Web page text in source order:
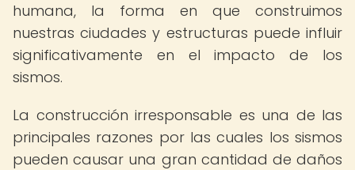
humana, la forma en que construimos
nuestras ciudades y estructuras puede influir
significativamente en el impacto de los
sismos.
La construcción irresponsable es una de las
principales razones por las cuales los sismos
pueden causar una gran cantidad de daños